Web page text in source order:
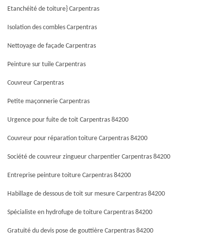
Etanchéité de toiture} Carpentras
Isolation des combles Carpentras
Nettoyage de façade Carpentras
Peinture sur tuile Carpentras
Couvreur Carpentras
Petite maçonnerie Carpentras
Urgence pour fuite de toit Carpentras 84200
Couvreur pour réparation toiture Carpentras 84200
Société de couvreur zingueur charpentier Carpentras 84200
Entreprise peinture toiture Carpentras 84200
Habillage de dessous de toit sur mesure Carpentras 84200
Spécialiste en hydrofuge de toiture Carpentras 84200
Gratuité du devis pose de gouttière Carpentras 84200